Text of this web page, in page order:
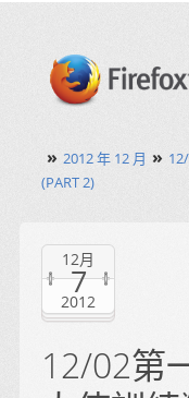
» 2012 年 12 月 »
(PART 2)
12月
7
2012
12/02第